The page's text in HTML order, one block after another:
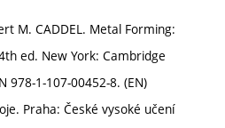
M. CADDEL. Metal Forming:
ed. New York: Cambridge
978-1-107-00452-8. (EN)
Praha: České vysoké učení